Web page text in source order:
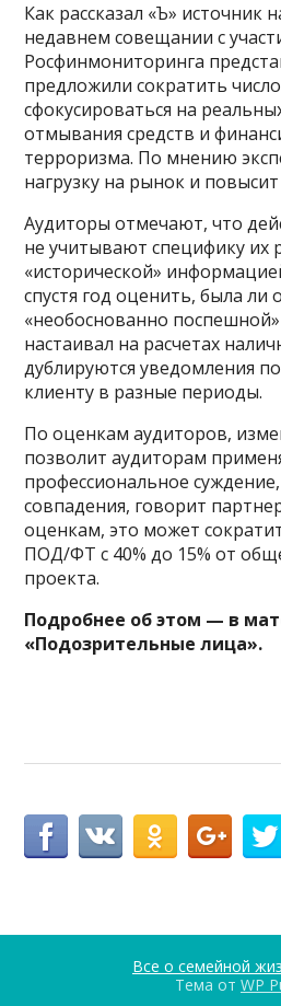
Как рассказал «Ъ» источник
недавнем совещании с
Росфинмониторинга
предложили сократить
сфокусироваться на
отмывания средств и
терроризма. По мнению
нагрузку на рынок и
Аудиторы отмечают, что
не учитывают специфику их
«исторической»
спустя год оценить, была ли
«необоснованно
настаивал на расчетах
дублируются уведомления
клиенту в разные периоды.
По оценкам аудиторов,
позволит аудиторам
профессиональное
совпадения, говорит
оценкам, это может
ПОД/ФТ с 40% до 15% от
проекта.
Подробнее об этом — в
«Подозрительные лица».
Все о семейной
Тема от WP